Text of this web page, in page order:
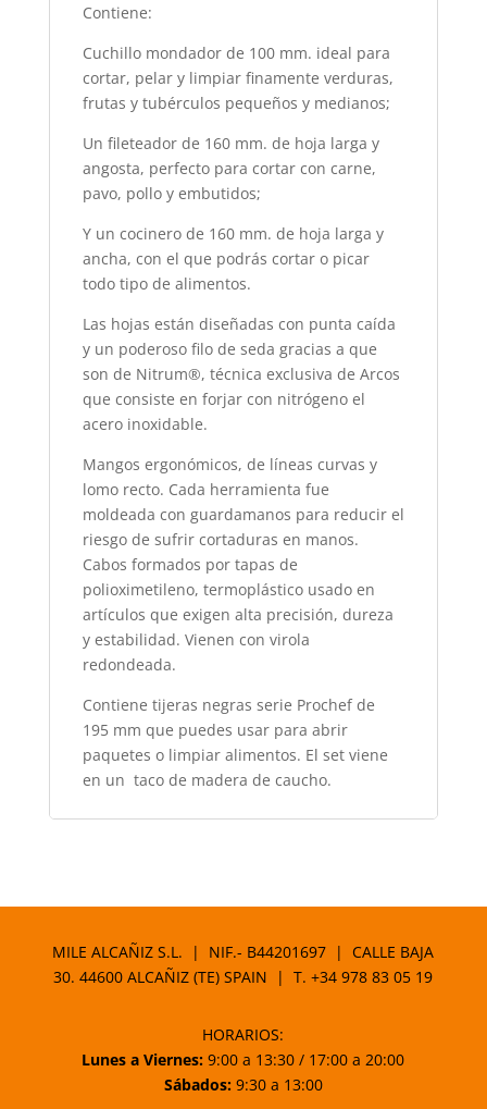
Contiene:
Cuchillo mondador de 100 mm. ideal para
cortar, pelar y limpiar finamente verduras,
frutas y tubérculos pequeños y medianos;
Un fileteador de 160 mm. de hoja larga y
angosta, perfecto para cortar con carne,
pavo, pollo y embutidos;
Y un cocinero de 160 mm. de hoja larga y
ancha, con el que podrás cortar o picar
todo tipo de alimentos.
Las hojas están diseñadas con punta caída
y un poderoso filo de seda gracias a que
son de Nitrum®, técnica exclusiva de Arcos
que consiste en forjar con nitrógeno el
acero inoxidable.
Mangos ergonómicos, de líneas curvas y
lomo recto. Cada herramienta fue
moldeada con guardamanos para reducir el
riesgo de sufrir cortaduras en manos.
Cabos formados por tapas de
polioximetileno, termoplástico usado en
artículos que exigen alta precisión, dureza
y estabilidad. Vienen con virola
redondeada.
Contiene tijeras negras serie Prochef de
195 mm que puedes usar para abrir
paquetes o limpiar alimentos. El set viene
en un taco de madera de caucho.
MILE ALCAÑIZ S.L. | NIF.- B44201697 | CALLE BAJA
30. 44600 ALCAÑIZ (TE) SPAIN | T.+34 978 83 05 19
HORARIOS:
Lunes a Viernes: 9:00 a 13:30 / 17:00 a 20:00
Sábados:9:30 a 13:00